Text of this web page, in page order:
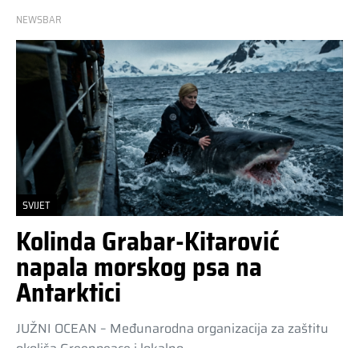
NEWSBAR
SVIJET
Kolinda Grabar-Kitarović
napala morskog psa na
Antarktici
JUŽNI OCEAN – Međunarodna organizacija za zaštitu